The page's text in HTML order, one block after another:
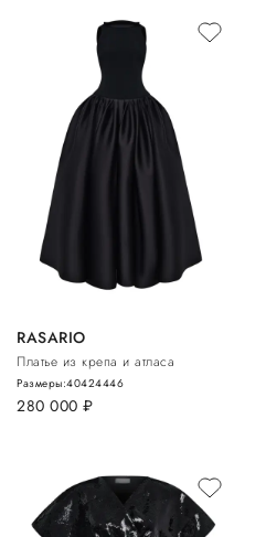
RASARIO
Платье из крепа и атласа
280 000 руб.
Размеры:40424446